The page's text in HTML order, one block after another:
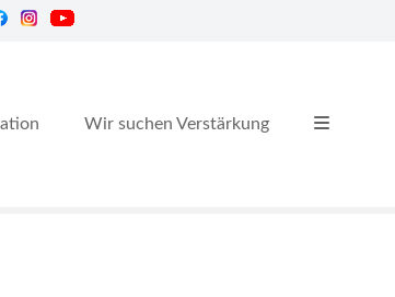
Wir suchen Verstärkung